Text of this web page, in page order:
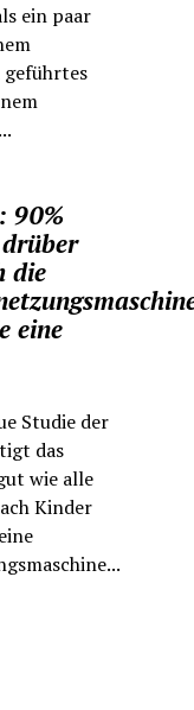
ein paar
90%
die
eine
Studie der
das
wie alle
Kinder